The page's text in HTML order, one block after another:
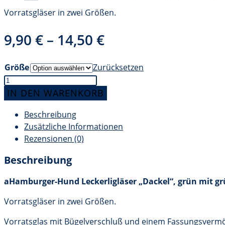
Vorratsgläser in zwei Größen.
9,90 € – 14,50 €
Größe
Zurücksetzen
Hamburger-
Hund
Leckerligläser
"Dackel",
grün
mit
Menge
IN DEN WARENKORB
Beschreibung
Zusätzliche Informationen
Rezensionen (0)
Beschreibung
aHamburger-Hund Leckerligläser „Dackel“, grün mit
Vorratsgläser in zwei Größen.
Vorratsglas mit Bügelverschluß und einem